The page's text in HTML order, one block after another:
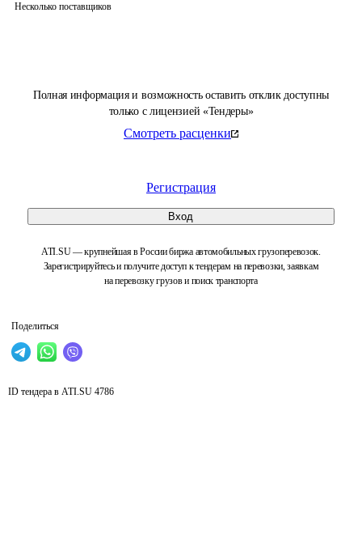
Полная информация и возможность оставить отклик доступны
только с лицензией «Тендеры»
Смотреть расценки
Регистрация
Вход
ATI.SU — крупнейшая в России биржа автомобильных грузоперевозок.
Зарегистрируйтесь и получите доступ к тендерам на перевозки, заявкам
на перевозку грузов и поиск транспорта
Поделиться
Несколько поставщиков
ID тендера в ATI.SU 4786